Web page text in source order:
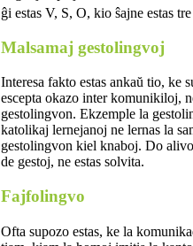
ĝi estas V, S, O, kio ŝajne estas
Malsamaj gestolingvoj
Interesa fakto estas ankaŭ tio, ke
escepta okazo inter komunikiloj,
gestolingvon. Ekzemple la
katolikaj lernejanoj ne lernas la
gestolingvon kiel knaboj. Do
de gestoj, ne estas solvita.
Fajfolingvo
Ofta supozo estas, ke la